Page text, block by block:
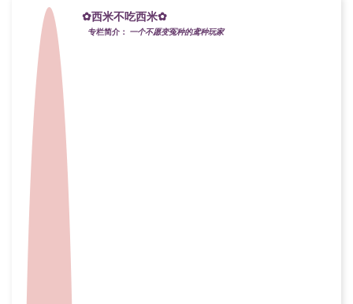
✿西米不吃西米✿
专栏简介： 一个不愿变冤种的鸢种玩家